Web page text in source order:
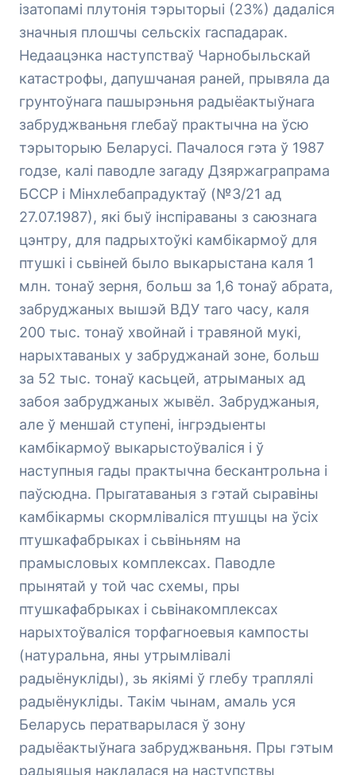
ізатопамі плутонія тэрыторыі (23%) дадаліся
значныя плошчы сельскіх гаспадарак.
Недаацэнка наступстваў Чарнобыльскай
катастрофы, дапушчаная раней, прывяла да
грунтоўнага пашырэньня радыёактыўнага
забруджваньня глебаў практычна на ўсю
тэрыторыю Беларусі. Пачалося гэта ў 1987
годзе, калі паводле загаду Дзяржаграпрама
БССР і Мінхлебапрадуктаў (№3/21 ад
27.07.1987), які быў інспіраваны з саюзнага
цэнтру, для падрыхтоўкі камбікармоў для
птушкі і сьвіней было выкарыстана каля 1
млн. тонаў зерня, больш за 1,6 тонаў абрата,
забруджаных вышэй ВДУ таго часу, каля
200 тыс. тонаў хвойнай і травяной мукі,
нарыхтаваных у забруджанай зоне, больш
за 52 тыс. тонаў касьцей, атрыманых ад
забоя забруджаных жывёл. Забруджаныя,
але ў меншай ступені, інгрэдыенты
камбікармоў выкарыстоўваліся і ў
наступныя гады практычна бескантрольна і
паўсюдна. Прыгатаваныя з гэтай сыравіны
камбікармы скормліваліся птушцы на ўсіх
птушкафабрыках і сьвіньням на
прамысловых комплексах. Паводле
прынятай у той час схемы, пры
птушкафабрыках і сьвінакомплексах
нарыхтоўваліся торфагноевыя кампосты
(натуральна, яны утрымлівалі
радыёнукліды), зь якіямі ў глебу траплялі
радыёнукліды. Такім чынам, амаль уся
Беларусь ператварылася ў зону
радыёактыўнага забруджваньня. Пры гэтым
радыяцыя наклалася на наступствы